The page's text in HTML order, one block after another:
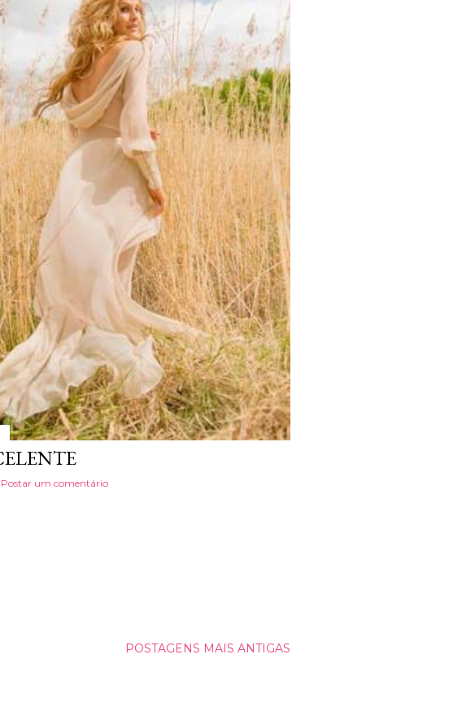
Postar um comentário
POSTAGENS MAIS ANTIGAS